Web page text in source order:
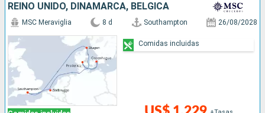
REINO UNIDO, DINAMARCA, BÉLGICA
MSC Meraviglia 8 d Southampton 26/08/2028
Comidas incluidas